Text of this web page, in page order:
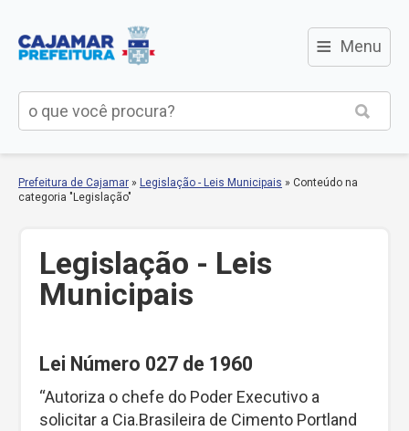
≡ Menu
Prefeitura de Cajamar » Legislação - Leis Municipais » Conteúdo na
categoria "Legislação"
Legislação - Leis
Municipais
Lei Número 027 de 1960
“Autoriza o chefe do Poder Executivo a
solicitar a Cia.Brasileira de Cimento Portland